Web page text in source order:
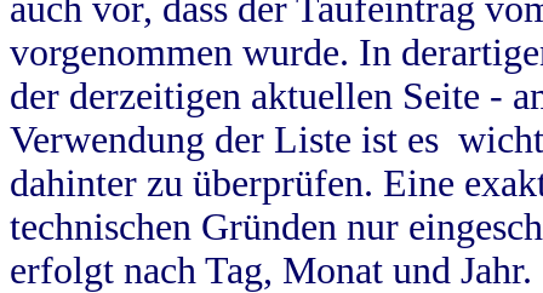
auch vor, dass der Taufeintrag
vorgenommen wurde. In
der derzeitigen aktuellen Seite -
Verwendung der Liste ist es
dahinter zu überprüfen. Eine
technischen Gründen nur
erfolgt nach Tag, Monat und Jahr.